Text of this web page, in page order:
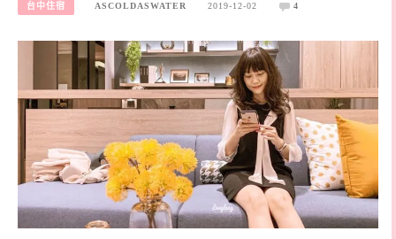
台中住宿 ASCOLDASWATER 2019-12-02 4